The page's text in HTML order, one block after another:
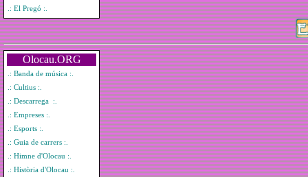
.: El Pregó :.
Olocau.ORG
.: Banda de música :.
.: Cultius :.
.: Descarrega :.
.: Empreses :.
.: Esports :.
.: Guia de carrers :.
.: Himne d'Olocau :.
.: Història d'Olocau :.